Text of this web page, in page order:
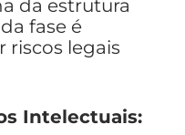
da estrutura
fase é
riscos legais
Intelectuais: